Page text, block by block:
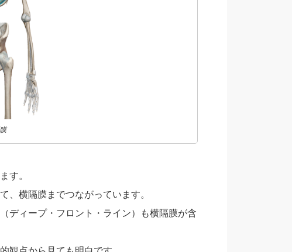
す。
、横隔膜までつながっています。
ディープ・フロント・ライン）も横隔膜が含